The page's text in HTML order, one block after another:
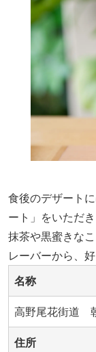
食後のデザート
ート」をいただき
抹茶や黒蜜きな
レーバーから、
名称
高野尾花街道
住所